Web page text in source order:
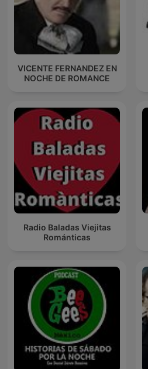
VICENTE FERNANDEZ EN
NOCHE DE ROMANCE
Radio Baladas Viejitas
Románticas